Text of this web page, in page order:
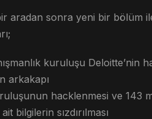
aradan sonra yeni bir bölüm
kuruluşu Deloitte’nin
arkakapı
hacklenmesi ve 143
bilgilerin sızdırılması